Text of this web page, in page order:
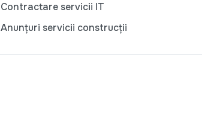
Contractare servicii IT
Anunțuri servicii construcții